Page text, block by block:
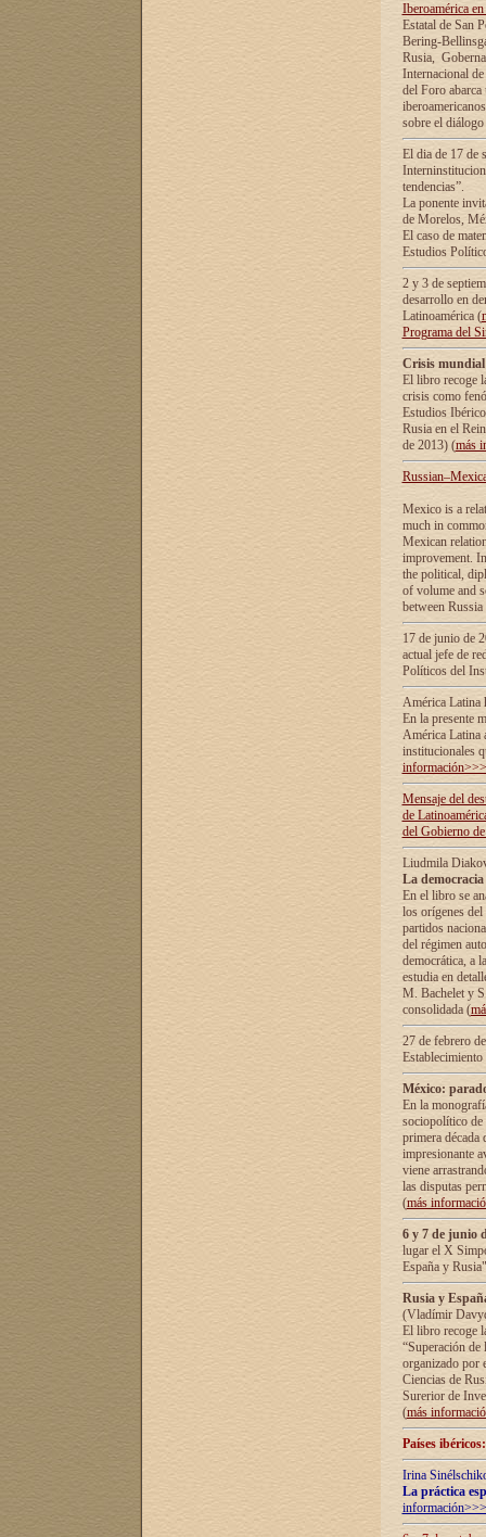
Iberoamérica
Estatal de San
Bering-
Rusia,
Internacional
del Foro
sobre el
El dia de 17 de
tendencias”.
La ponente
de Morelos,
El caso de
Estudios
2 y 3 de
desarrollo en
Latinoamérica (
Programa del
Crisis
El libro recoge
crisis como
Estudios
Rusia en el
de 2013) (más
Mexico is a
much in
Mexican
improvement.
the political,
of volume and
between
17 de junio de
actual jefe de
Políticos del
América Latina
En la presente
América Latina
institucionales
información>>>
Mensaje del
de
del Gobierno
Liudmila
La
En el libro se
los orígenes
partidos
del régimen
democrática, а
estudia en
М. Bachelet у
consolidada (
27 de febrero
México:
En la
sociopolítico de
primera década
impresionante
viene
las disputas
(más
6 y 7 de junio
lugar el X
España y
Rusia y
(Vladímir
El libro recoge
“Superación
organizado por
Ciencias de
Surerior de
(más
Países
Irina
La práctica
información>>>